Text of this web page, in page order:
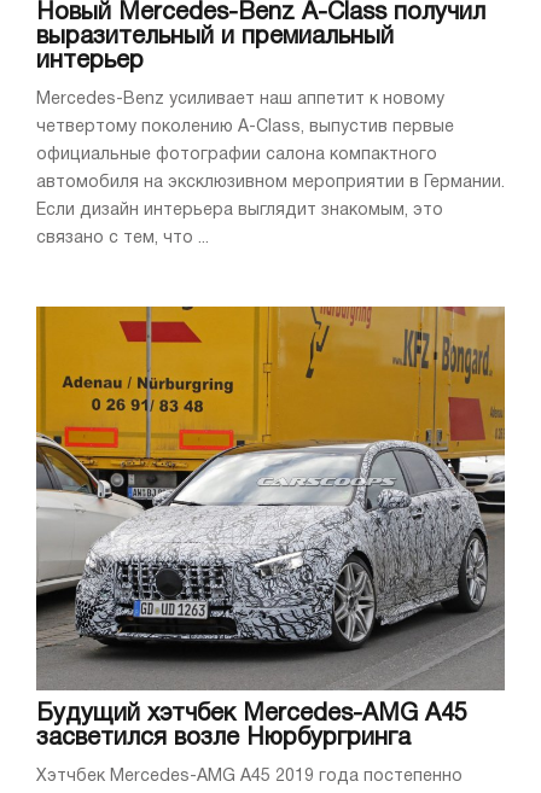
Новый Mercedes-Benz A-Class получил
выразительный и премиальный
интерьер
Mercedes-Benz усиливает наш аппетит к новому
четвертому поколению A-Class, выпустив первые
официальные фотографии салона компактного
автомобиля на эксклюзивном мероприятии в Германии.
Если дизайн интерьера выглядит знакомым, это
связано с тем, что ...
Будущий хэтчбек Mercedes-AMG A45
засветился возле Нюрбургринга
Хэтчбек Mercedes-AMG A45 2019 года постепенно